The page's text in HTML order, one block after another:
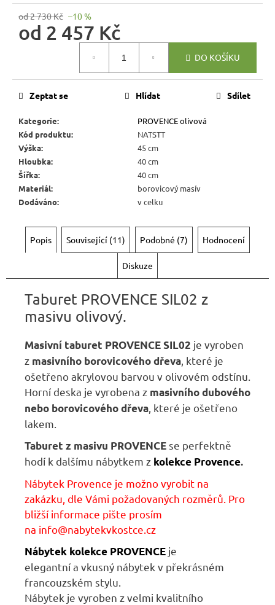
od 2 730 Kč –10 %
od 2 457 Kč
DO KOŠÍKU
Kategorie:
PROVENCE olivová
Kód produktu:
NATSTT
Výška:
45 cm
Hloubka:
40 cm
Šířka:
40 cm
Materiál:
borovicový masív
Dodáváno: v celku
Zeptat se Hlídat Sdílet
Popis Související (11) Podobné (7) Hodnocení
Diskuze
Taburet PROVENCE SIL02 z
masivu olivový.
Masivní taburet PROVENCESIL02 je vyroben
z masivního borovicového dřeva, které je
ošetřeno akrylovou barvou v olivovém odstínu.
Horní deska je vyrobena z masivního dubového
nebo borovicového dřeva, které je ošetřeno
lakem.
Taburet z masivu PROVENCE se perfektně
hodí k dalšímu nábytkem z kolekce Provence.
Nábytek Provence je možno vyrobit na
zakázku, dle Vámi požadovaných rozměrů. Pro
bližší informace pište prosím
na info@nabytekvkostce.cz
Nábytek kolekce PROVENCE je
elegantnía vkusný nábytek v překrásném
francouzském stylu.
Nábytek je vyroben zvelmi kvalitního
TAB08
ŠTOKRLE
580